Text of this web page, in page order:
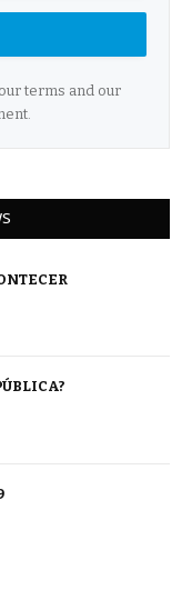
terms and our